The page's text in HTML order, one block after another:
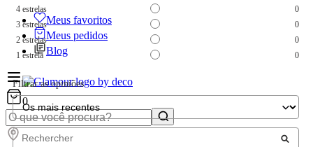
Meus favoritos
Meus pedidos
Blog
0
4 estrelas
0
3 estrelas
0
2 estrelas
0
1 estrela 0
Filtrar as opiniões